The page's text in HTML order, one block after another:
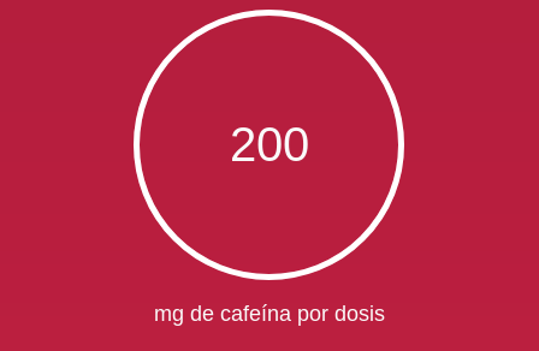
200
mg de cafeína por dosis